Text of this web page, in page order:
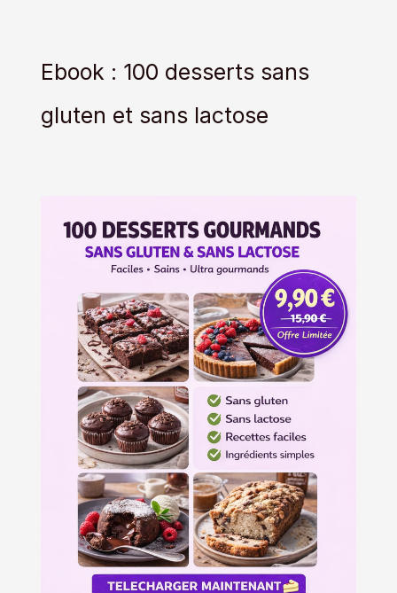
Ebook : 100 desserts sans
gluten et sans lactose